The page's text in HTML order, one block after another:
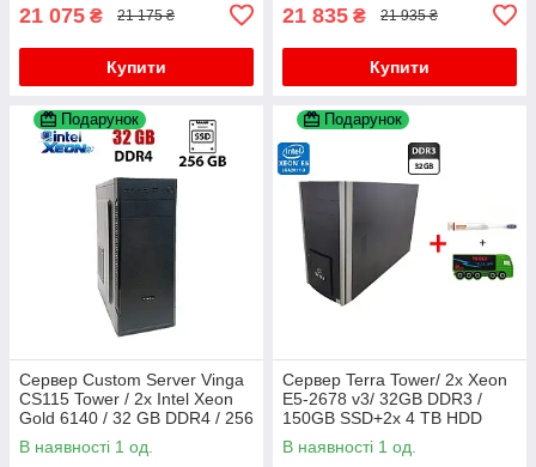
21 075 ₴ 21 175 ₴
Купити
21 835 ₴ 21 935 ₴
Купити
Подарунок
Сервер Custom Server Vinga
CS115 Tower / 2x Intel Xeon
Gold 6140 / 32 GB DDR4 / 256
GB SSD NVMe / Aspeed
AST2500 / 500W
В наявності 1 од.
Подарунок
Сервер Terra Tower/ 2x Xeon
E5-2678 v3/ 32GB DDR3 /
150GB SSD+2x 4 TB HDD
(SAS) /Megaraid SAS 9361-
4i+Зубна щітка та павербанк
В наявності 1 од.